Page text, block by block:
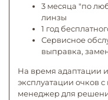
3 месяца "по
линзы
1 год
Сервисное
выправка,
На время адаптации
эксплуатации очков
менеджер для